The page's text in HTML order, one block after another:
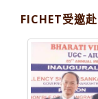
FICHET受邀